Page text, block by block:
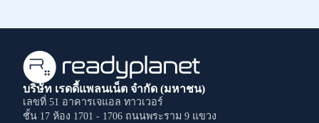
บริษัท เรดดี้แพลนเน็ต จำกัด (มหาชน)
เลขที่ 51 อาคารเจแอล ทาวเวอร์
ชั้น 17 ห้อง 1701 - 1706 ถนนพระราม 9 แขวง